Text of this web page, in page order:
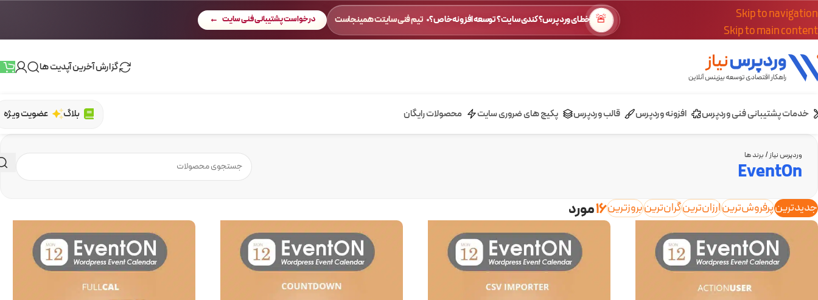
Skip to navigation
Skip to main content
🚨 خطای وردپرس؟ کندی سایت؟ توسعه افزونه خاص؟ تیم فنی سایتت همینجاست درخواست پشتیبانی فنی سایت
گزارش آخرین آپدیت ها
خدمات پشتیبانی فنی وردپرس افزونه وردپرس قالب وردپرس پکیج های ضروری سایت محصولات رایگان بلاگ عضویت ویژه
وردپرس نیاز/ برند ها
EventOn
جدیدترینپرفروش‌ترینارزان‌ترینگران‌ترینبروزترین16مورد